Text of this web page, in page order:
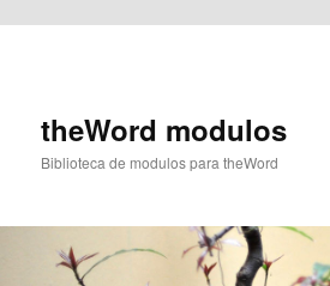
theWord modulos
Biblioteca de modulos para theWord